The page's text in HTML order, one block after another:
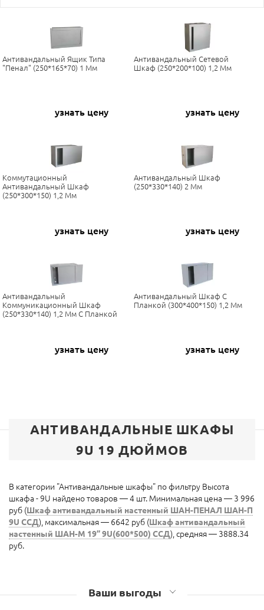
Антивандальный Ящик Типа
"Пенал" (250*165*70) 1 Мм
узнать цену
Антивандальный Сетевой
Шкаф (250*200*100) 1,2 Мм
узнать цену
Коммутационный
Антивандальный Шкаф
(250*300*150) 1,2 Мм
узнать цену
Антивандальный Шкаф
(250*330*140) 2 Мм
узнать цену
Антивандальный
Коммуникационный Шкаф
(250*330*140) 1,2 Мм С Планкой
узнать цену
Антивандальный Шкаф С
Планкой (300*400*150) 1,2 Мм
узнать цену
АНТИВАНДАЛЬНЫЕ ШКАФЫ
9U 19 ДЮЙМОВ
В категории "Антивандальные шкафы" по фильтру Высота
шкафа - 9U найдено товаров — 4 шт. Минимальная цена — 3 996
руб (Шкаф антивандальный настенный ШАН-ПЕНАЛ ШАН-П
9U ССД), максимальная — 6642 руб (Шкаф антивандальный
настенный ШАН-М 19” 9U(600*500) ССД), средняя — 3888.34
руб.
Ваши выгоды